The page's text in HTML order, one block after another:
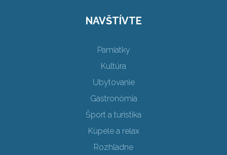
NAVŠTÍVTE
Pamiatky
Kultúra
Ubytovanie
Gastronómia
Šport a turistika
Kúpele a relax
Rozhľadne